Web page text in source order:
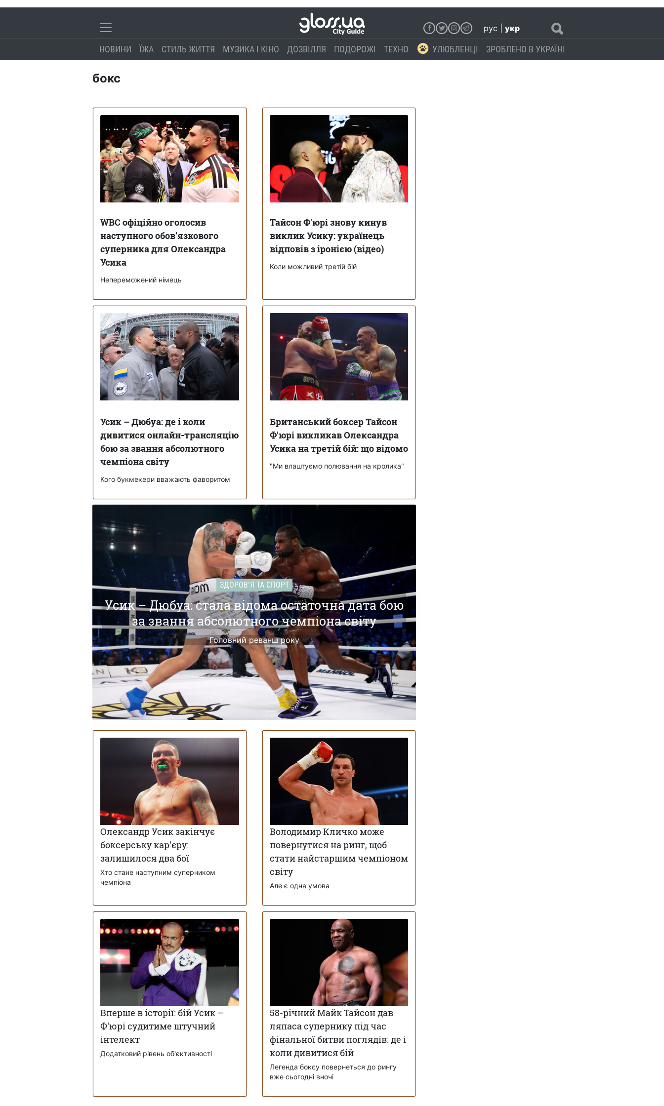
рус укр
НОВИНИ ЇЖА СТИЛЬ ЖИТТЯ МУЗИКА І КІНО ДОЗВІЛЛЯ ПОДОРОЖІ ТЕХНО УЛЮБЛЕНЦІ ЗРОБЛЕНО В УКРАЇНІ
бокс
WBC офіційно оголосив
наступного обов'язкового
суперника для Олександра
Усика
Непереможений німець
Тайсон Ф'юрі знову кинув
виклик Усику: українець
відповів з іронією (відео)
Коли можливий третій бій
Усик – Дюбуа: де і коли
дивитися онлайн-трансляцію
бою за звання абсолютного
чемпіона світу
Кого букмекери вважають фаворитом
Британський боксер Тайсон
Ф'юрі викликав Олександра
Усика на третій бій: що відомо
"Ми влаштуємо полювання на кролика"
ЗДОРОВʼЯ ТА СПОРТ
Усик – Дюбуа: стала відома остаточна дата бою
за звання абсолютного чемпіона світу
Головний реванш року
Олександр Усик закінчує
боксерську кар'єру:
залишилося два бої
Хто стане наступним суперником
чемпіона
Володимир Кличко може
повернутися на ринг, щоб
стати найстаршим чемпіоном
світу
Але є одна умова
Вперше в історії: бій Усик –
Ф'юрі судитиме штучний
інтелект
Додатковий рівень об'єктивності
58-річний Майк Тайсон дав
ляпаса супернику під час
фінальної битви поглядів: де і
коли дивитися бій
Легенда боксу повернеться до рингу
вже сьогодні вночі